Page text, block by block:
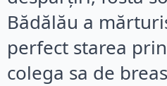
Bădălău a
perfect starea
colega sa de